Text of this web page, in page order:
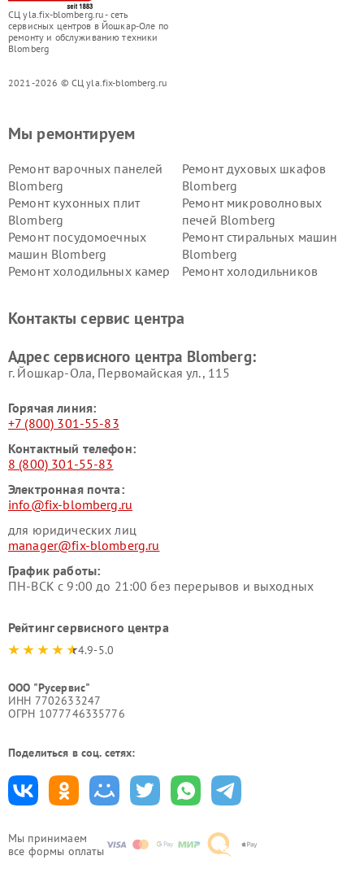
СЦ yla.fix-blomberg.ru - сеть
сервисных центров в Йошкар-Оле по
ремонту и обслуживанию техники
Blomberg
2021-2026 © СЦ yla.fix-blomberg.ru
Мы принимаем
все формы оплаты
Мы ремонтируем
Ремонт варочных панелей
Blomberg
Ремонт духовых шкафов
Blomberg
Ремонт кухонных плит
Blomberg
Ремонт микроволновых
печей Blomberg
Ремонт посудомоечных
машин Blomberg
Ремонт стиральных машин
Blomberg
Ремонт холодильных камер
Ремонт холодильников
Контакты сервис центра
Адрес сервисного центра Blomberg:
г. Йошкар-Ола, Первомайская ул., 115
Горячая линия:
+7 (800) 301-55-83
Контактный телефон:
8 (800) 301-55-83
Электронная почта:
info@fix-blomberg.ru
для юридических лиц
manager@fix-blomberg.ru
График работы:
ПН-ВСК с 9:00 до 21:00 без перерывов и выходных
Рейтинг сервисного центра
4.9-5.0
ООО "Русервис"
ИНН 7702633247
ОГРН 1077746335776
Поделиться в соц. сетях: